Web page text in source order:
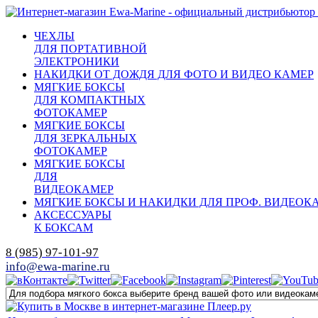
ЧЕХЛЫ
ДЛЯ ПОРТАТИВНОЙ
ЭЛЕКТРОНИКИ
НАКИДКИ ОТ ДОЖДЯ ДЛЯ ФОТО И ВИДЕО КАМЕР
МЯГКИЕ БОКСЫ
ДЛЯ КОМПАКТНЫХ
ФОТОКАМЕР
МЯГКИЕ БОКСЫ
ДЛЯ ЗЕРКАЛЬНЫХ
ФОТОКАМЕР
МЯГКИЕ БОКСЫ
ДЛЯ
ВИДЕОКАМЕР
МЯГКИЕ БОКСЫ И НАКИДКИ ДЛЯ ПРОФ.
АКСЕССУАРЫ
К БОКСАМ
8 (985) 97-101-97
info@ewa-marine.ru